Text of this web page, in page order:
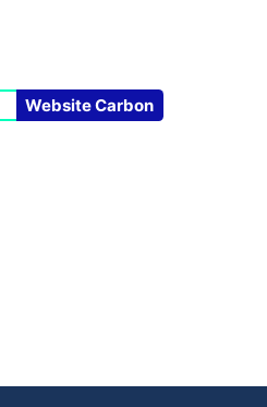
Website Carbon